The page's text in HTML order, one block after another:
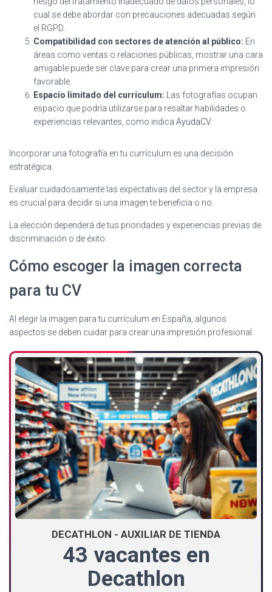
cual se debe abordar con precauciones adecuadas según
el RGPD.
Compatibilidad con sectores de atención al público: En
áreas como ventas o relaciones públicas, mostrar una cara
amigable puede ser clave para crear una primera impresión
favorable.
Espacio limitado del currículum: Las fotografías ocupan
espacio que podría utilizarse para resaltar habilidades o
experiencias relevantes, como indica AyudaCV.
Incorporar una fotografía en tu currículum es una decisión
estratégica.
Evaluar cuidadosamente las expectativas del sector y la empresa
es crucial para decidir si una imagen te beneficia o no.
La elección dependerá de tus prioridades y experiencias previas de
discriminación o de éxito.
Cómo escoger la imagen correcta
para tu CV
Al elegir la imagen para tu currículum en España, algunos
aspectos se deben cuidar para crear una impresión profesional.
DECATHLON - AUXILIAR DE TIENDA
43 vacantes en
Decathlon